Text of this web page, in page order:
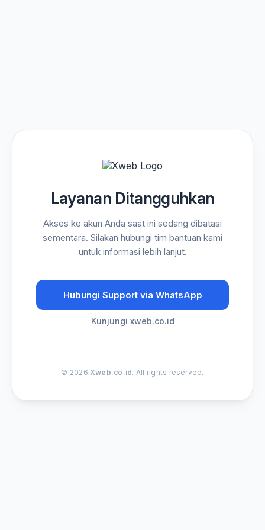
Layanan Ditangguhkan
Akses ke akun Anda saat ini sedang dibatasi
sementara. Silakan hubungi tim bantuan kami
untuk informasi lebih lanjut.
Hubungi Support via WhatsApp
Kunjungi xweb.co.id
© 2026 Xweb.co.id. All rights reserved.